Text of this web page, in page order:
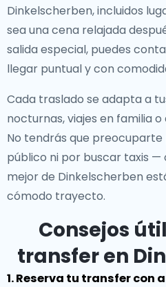
Dinkelscherben, incluidos
sea una cena relajada
salida especial, puedes
llegar puntual y con
Cada traslado se adapta a
nocturnas, viajes en familia
No tendrás que
público ni por buscar taxis —
mejor de Dinkelscherben
cómodo trayecto.
Consejos
transfer en
1. Reserva tu transfer con